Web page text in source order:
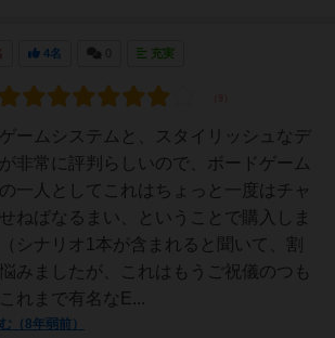
4名 充実
ームシステムと、スタイリッシュなデ
非常に評判らしいので、ボードゲーム
の一人としてこれはちょっと一度はチャ
せねばなるまい、ということで購入しま
（シナリオ1本が含まれると聞いて、割
みましたが、これはもうご祝儀のつも
れまで有名なE...
（8年弱前）